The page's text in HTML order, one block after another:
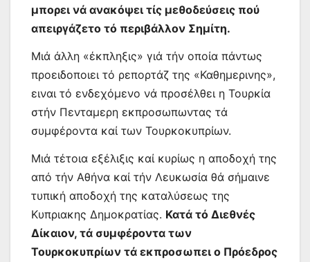
μπορει νά ανακόψει τίς μεθοδεύσεις πού
απειργάζετο τό περιβάλλον Σημίτη.
Μιά άλλη «έκπληξις» γιά τήν οποία πάντως
προειδοποιει τό ρεπορτάζ της «Καθημερινης»,
ειναι τό ενδεχόμενο νά προσέλθει η Τουρκία
στήν Πενταμερη εκπροσωπωντας τά
συμφέροντα καί των Τουρκοκυπρίων.
Μιά τέτοια εξέλιξις καί κυρίως η αποδοχή της
από τήν Αθήνα καί τήν Λευκωσία θά σήμαινε
τυπική αποδοχή της καταλύσεως της
Κυπριακης Δημοκρατίας. Κατά τό Διεθνές
Δίκαιον, τά συμφέροντα των
Τουρκοκυπρίων τά εκπροσωπει ο Πρόεδρος